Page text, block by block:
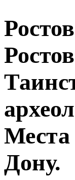
Места
Дону.